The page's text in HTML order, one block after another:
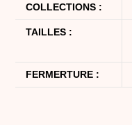
COLLECTIONS :
TAILLES :
FERMERTURE :